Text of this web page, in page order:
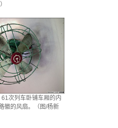
次列车卧铺车厢的内
徽的风扇。（图/杨新